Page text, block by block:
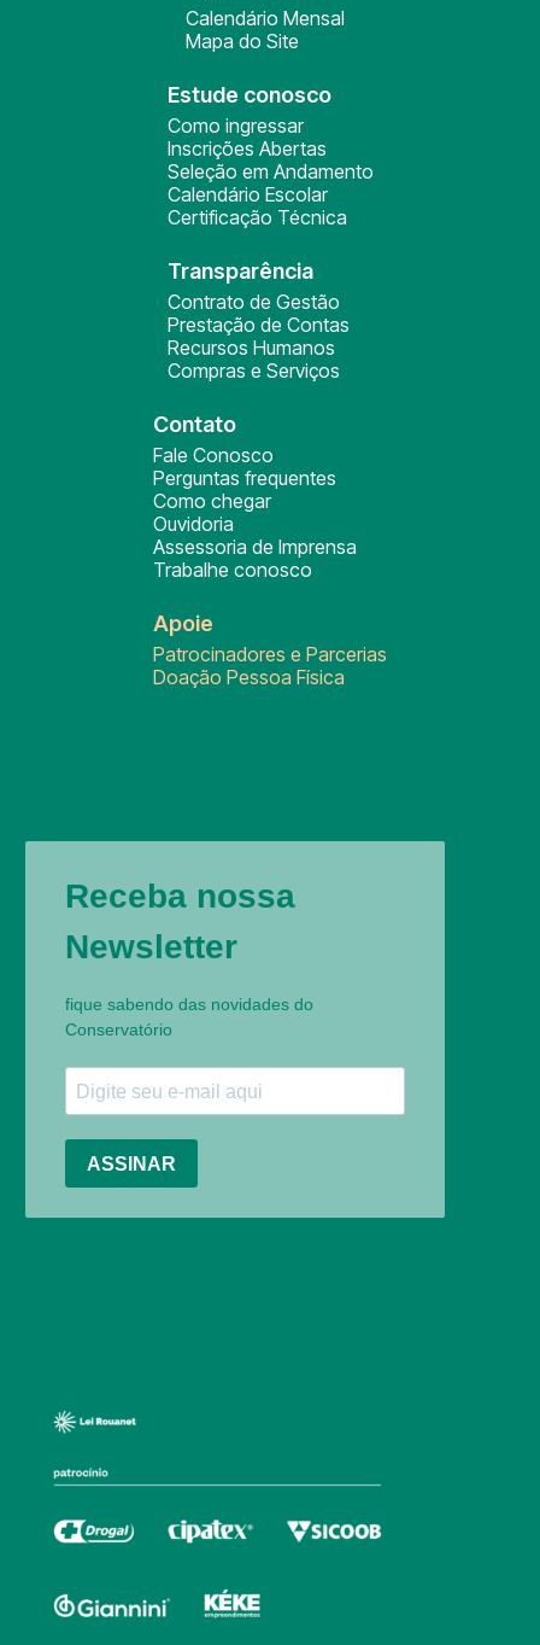
Calendário Mensal
Mapa do Site
Estude conosco
Como ingressar
Inscrições Abertas
Seleção em Andamento
Calendário Escolar
Certificação Técnica
Transparência
Contrato de Gestão
Prestação de Contas
Recursos Humanos
Compras e Serviços
Contato
Fale Conosco
Perguntas frequentes
Como chegar
Ouvidoria
Assessoria de Imprensa
Trabalhe conosco
Apoie
Patrocinadores e Parcerias
Doação Pessoa Física